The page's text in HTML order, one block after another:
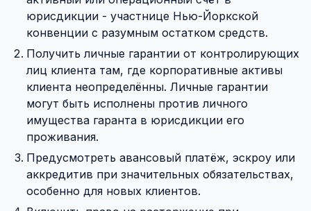
юрисдикции - участнице Нью-Йоркской
конвенции с разумным остатком средств.
Получить личные гарантии от контролирующих
лиц клиента там, где корпоративные активы
клиента неопределённы. Личные гарантии
могут быть исполнены против личного
имущества гаранта в юрисдикции его
проживания.
Предусмотреть авансовый платёж, эскроу или
аккредитив при значительных обязательствах,
особенно для новых клиентов.